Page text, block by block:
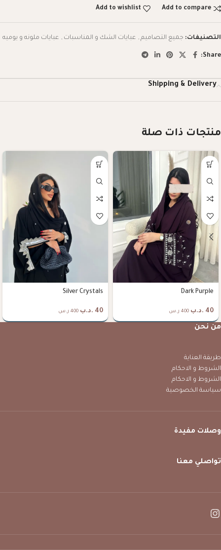
Add to compare
Add to wishlist
التصنيفات: جميع التصاميم , عبايات الشك و المناسبات , عبايات ملونه و يوميه
Share:
Shipping & Delivery
منتجات ذات صلة
Dark Purple
40 .د.ب 400 ر.س
Silver Crystals
40 .د.ب 400 ر.س
من نحن
طريقة العناية
الشروط و الاحكام
الشروط و الاحكام
سياسة الخصوصية
وصلات مفيدة
تواصلي معنا